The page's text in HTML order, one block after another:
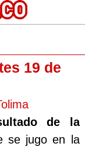
19 de
de la
se jugo en la